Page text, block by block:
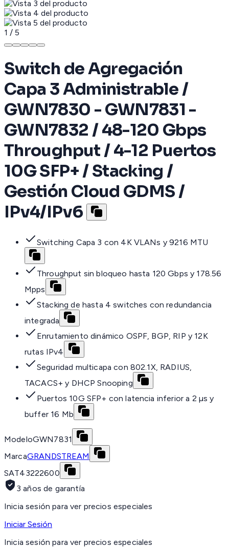
1 / 5
Switch de Agregación
Capa 3 Administrable /
GWN7830 - GWN7831 -
GWN7832 / 48-120 Gbps
Throughput / 4-12 Puertos
10G SFP+ / Stacking /
Gestión Cloud GDMS /
IPv4/IPv6
Switching Capa 3 con 4K VLANs y 9216 MTU
Throughput sin bloqueo hasta 120 Gbps y 178.56
Mpps
Stacking de hasta 4 switches con redundancia
integrada
Enrutamiento dinámico OSPF, BGP, RIP y 12K
rutas IPv4
Seguridad multicapa con 802.1X, RADIUS,
TACACS+ y DHCP Snooping
Puertos 10G SFP+ con latencia inferior a 2 µs y
buffer 16 Mb
ModeloGWN7831
MarcaGRANDSTREAM
SAT43222600
3 años de garantía
Inicia sesión para ver precios especiales
Iniciar Sesión
Inicia sesión para ver precios especiales